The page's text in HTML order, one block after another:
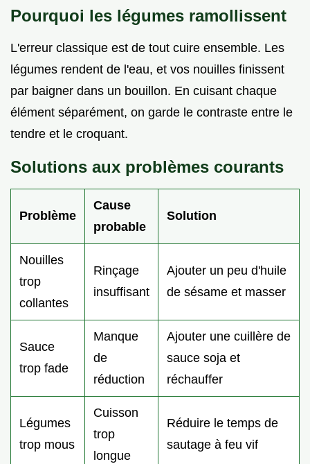
Pourquoi les légumes ramollissent
L'erreur classique est de tout cuire ensemble. Les
légumes rendent de l'eau, et vos nouilles finissent
par baigner dans un bouillon. En cuisant chaque
élément séparément, on garde le contraste entre le
tendre et le croquant.
Solutions aux problèmes courants
Problème
Cause
probable
Solution
Nouilles
trop
collantes
Rinçage
insuffisant
Ajouter un peu d'huile
de sésame et masser
Sauce
trop fade
Manque
de
réduction
Ajouter une cuillère de
sauce soja et
réchauffer
Légumes
trop mous
Cuisson
trop
longue
Réduire le temps de
sautage à feu vif